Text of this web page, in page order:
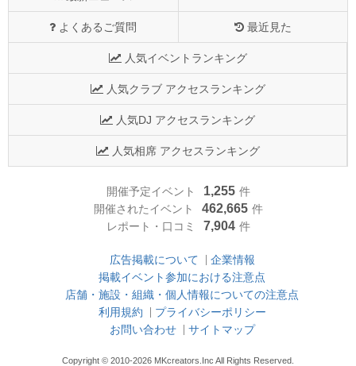
よくあるご質問 最近見た
人気イベントランキング
人気クラブ アクセスランキング
人気DJ アクセスランキング
人気相席 アクセスランキング
開催予定イベント 1,255 件
開催されたイベント
462,665 件
レポート・口コミ
7,904 件
広告掲載について
企業情報
掲載イベント参加における注意点
店舗・施設・組織・個人情報についての注意点
利用規約
プライバシーポリシー
お問い合わせ
サイトマップ
Copyright © 2010-2026 MKcreators.Inc All Rights Reserved.